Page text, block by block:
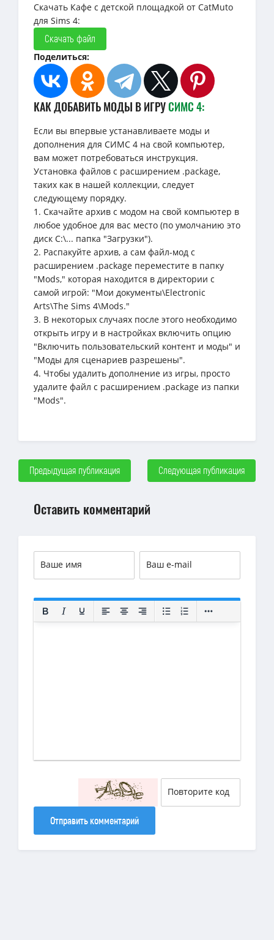
Скачать Кафе с детской площадкой от CatMuto
для Sims 4:
Скачать файл
Поделиться:
КАК ДОБАВИТЬ МОДЫ В ИГРУСИМС 4:
Если вы впервые устанавливаете моды и
дополнения для СИМС 4 на свой компьютер,
вам может потребоваться инструкция.
Установка файлов с расширением .package,
таких как в нашей коллекции, следует
следующему порядку.
1. Скачайте архив с модом на свой компьютер в
любое удобное для вас место (по умолчанию это
диск C:\... папка "Загрузки").
2. Распакуйте архив, а сам файл-мод с
расширением .package переместите в папку
"Mods," которая находится в директории с
самой игрой: "Мои документы\Electronic
Arts\The Sims 4\Mods."
3. В некоторых случаях после этого необходимо
открыть игру и в настройках включить опцию
"Включить пользовательский контент и моды" и
"Моды для сценариев разрешены".
4. Чтобы удалить дополнение из игры, просто
удалите файл с расширением .package из папки
"Mods".
Предыдущая публикация Следующая публикация
Оставить комментарий
Отправить комментарий